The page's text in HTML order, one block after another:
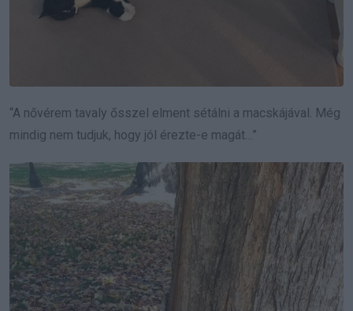
“A nővérem tavaly ősszel elment sétálni a macskájával. Még
mindig nem tudjuk, hogy jól érezte-e magát…”